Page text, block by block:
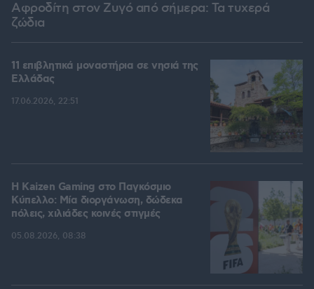
Αφροδίτη στον Ζυγό από σήμερα: Τα τυχερά
ζώδια
11 επιβλητικά μοναστήρια σε νησιά της
Ελλάδας
17.06.2026, 22:51
H Kaizen Gaming στο Παγκόσμιο
Kύπελλο: Μία διοργάνωση, δώδεκα
πόλεις, χιλιάδες κοινές στιγμές
05.08.2026, 08:38